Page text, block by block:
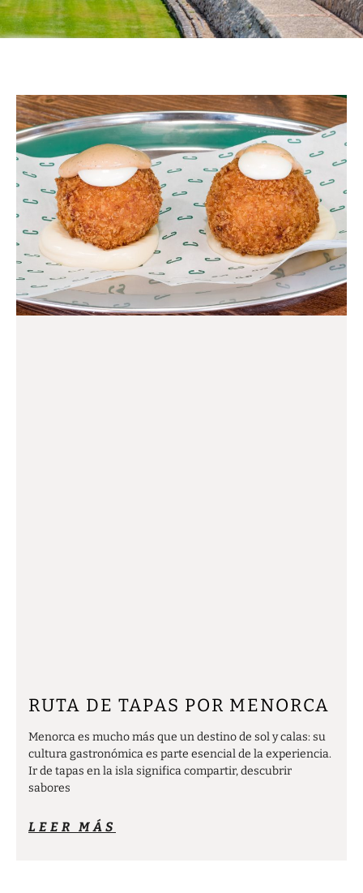
RUTA DE TAPAS POR MENORCA
Menorca es mucho más que un destino de sol y calas: su
cultura gastronómica es parte esencial de la experiencia.
Ir de tapas en la isla significa compartir, descubrir
sabores
LEER MÁS